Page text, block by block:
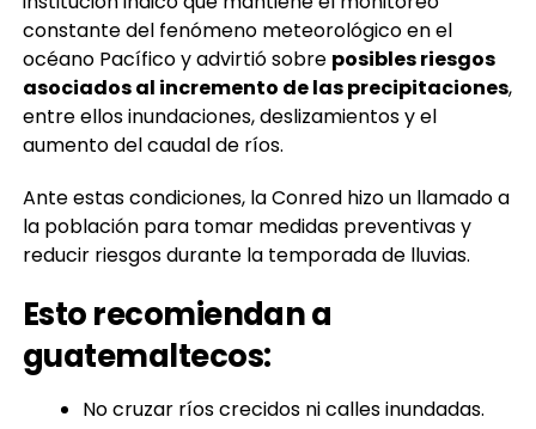
A través de un comunicado, este lunes 8 de junio la
institución indicó que mantiene el monitoreo
constante del fenómeno meteorológico en el
océano Pacífico y advirtió sobreposibles riesgos
asociados al incremento de las precipitaciones
entre ellos inundaciones, deslizamientos y el
aumento del caudal de ríos.
Ante estas condiciones, la Conred hizo un llamado a
la población para tomar medidas preventivas y
reducir riesgos durante la temporada de lluvias.
Esto recomiendan a
guatemaltecos: